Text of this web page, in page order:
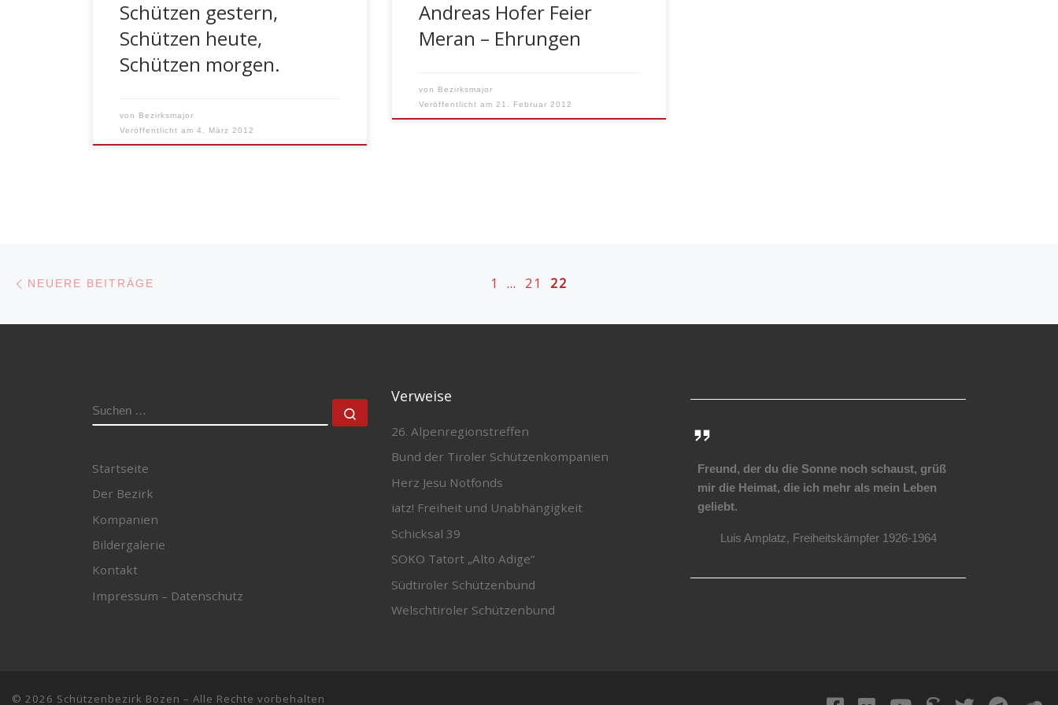
in […]
Schützen gestern,
Schützen heute,
Schützen morgen.
von Bezirksmajor
Veröffentlicht am 4. März 2012
Andreas Hofer Feier
Meran – Ehrungen
von Bezirksmajor
Veröffentlicht am 21. Februar 2012
Beitragsnavigation
NEUERE BEITRÄGE 1 … 21 22
SUCHE
Startseite
Der Bezirk
Kompanien
Bildergalerie
Kontakt
Impressum – Datenschutz
Verweise
26. Alpenregionstreffen
Bund der Tiroler Schützenkompanien
Herz Jesu Notfonds
iatz! Freiheit und Unabhängigkeit
Schicksal 39
SOKO Tatort „Alto Adige“
Südtiroler Schützenbund
Welschtiroler Schützenbund
Freund, der du die Sonne noch schaust, grüß
mir die Heimat, die ich mehr als mein Leben
geliebt.
Luis Amplatz, Freiheitskämpfer 1926-1964
© 2026 Schützenbezirk Bozen – Alle Rechte vorbehalten